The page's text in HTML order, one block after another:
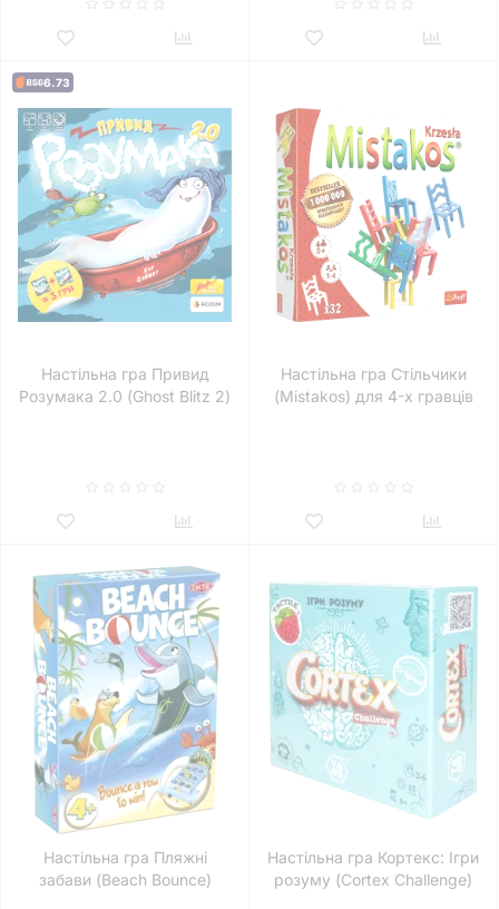
6.73
Настільна гра Привид
Розумака 2.0 (Ghost Blitz 2)
Настільна гра Стільчики
(Mistakos) для 4-х гравців
Настільна гра Пляжні
забави (Beach Bounce)
Настільна гра Кортекс: Ігри
розуму (Cortex Challenge)